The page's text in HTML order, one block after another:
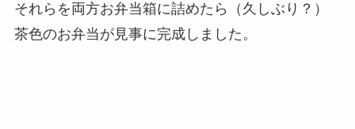
それらを両方お弁当箱に詰めたら（久しぶり？）
茶色のお弁当が見事に完成しました。